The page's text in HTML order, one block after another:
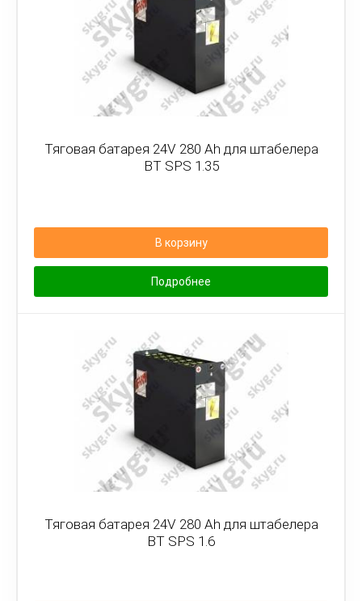
Тяговая батарея 24V 280 Ah для штабелера
BT SPS 1.35
В корзину
Подробнее
Тяговая батарея 24V 280 Ah для штабелера
BT SPS 1.6